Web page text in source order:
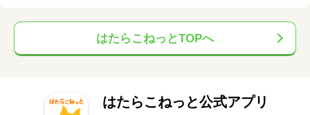
はたらこねっとTOPへ
はたらこねっと公式アプリ